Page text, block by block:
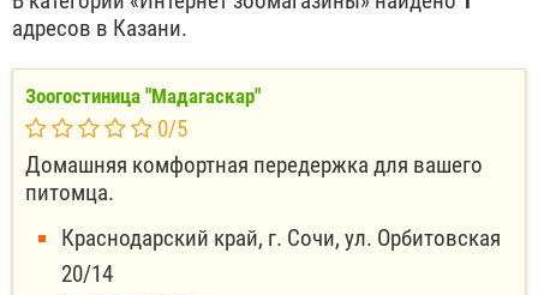
адресов в Казани.
Зоогостиница "Мадагаскар"
0/5
Домашняя комфортная передержка для вашего
питомца.
Краснодарский край, г. Сочи, ул. Орбитовская
20/14